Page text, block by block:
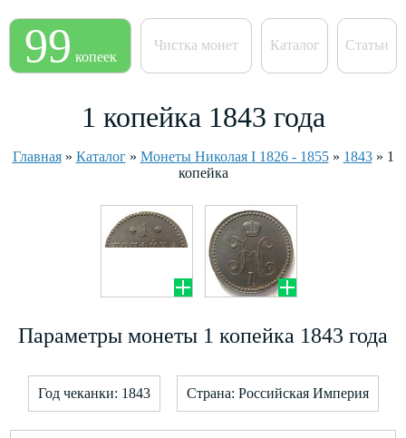
99 копеек
Чистка монет Каталог Статьи
1 копейка 1843 года
Главная» Каталог» Монеты Николая I 1826 - 1855» 1843» 1
копейка
Параметры монеты 1 копейка 1843 года
Год чеканки: 1843 Страна: Российская Империя